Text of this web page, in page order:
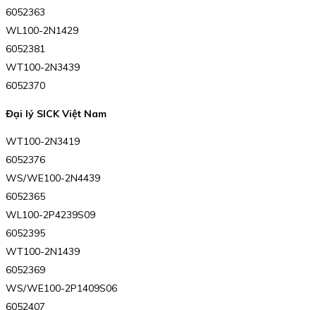
6052363
WL100-2N1429
6052381
WT100-2N3439
6052370
Đại lý SICK Việt Nam
WT100-2N3419
6052376
WS/WE100-2N4439
6052365
WL100-2P4239S09
6052395
WT100-2N1439
6052369
WS/WE100-2P1409S06
6052407